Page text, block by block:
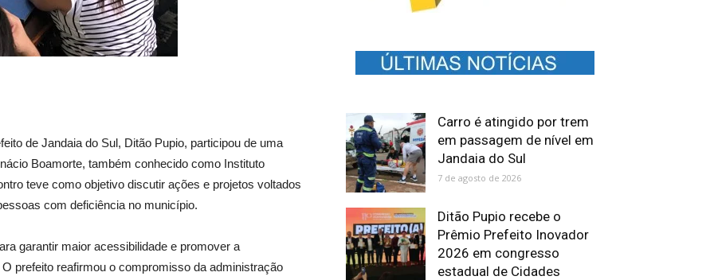
de Jandaia do Sul, Ditão Pupio, participou de uma
Boamorte, também conhecido como Instituto
teve como objetivo discutir ações e projetos voltados
com deficiência no município.
garantir maior acessibilidade e promover a
prefeito reafirmou o compromisso da administração
Carro é atingido por trem
em passagem de nível em
Jandaia do Sul
7 de agosto de 2026
Ditão Pupio recebe o
Prêmio Prefeito Inovador
2026 em congresso
estadual de Cidades